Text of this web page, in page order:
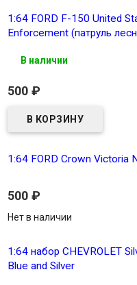
1:64 FORD F-150 United
Enforcement (патруль
В наличии
500 ₽
1:64 FORD Crown Victoria
500 ₽
Нет в наличии
1:64 набор CHEVROLET
Blue and Silver